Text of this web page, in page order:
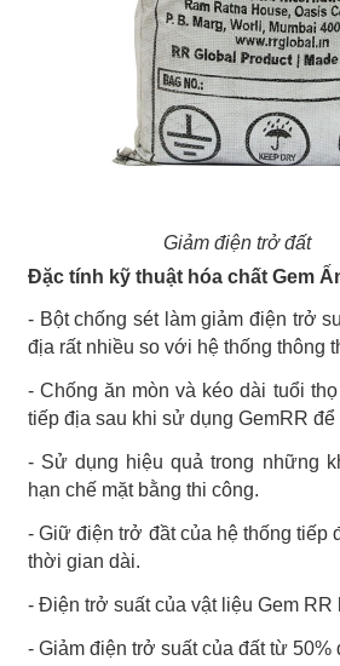
Giảm điện trở đất
Đặc tính kỹ thuật hóa chất Gem
- Bột chống sét làm giảm điện trở
địa rất nhiều so với hệ thống thông
- Chống ăn mòn và kéo dài tuổi
tiếp địa sau khi sử dụng GemRR để
- Sử dụng hiệu quả trong những
hạn chế mặt bằng thi công.
- Giữ điện trở đầt của hệ thống tiếp
thời gian dài.
- Điện trở suất của vật liệu Gem RR
- Giảm điện trở suất của đất từ 50%